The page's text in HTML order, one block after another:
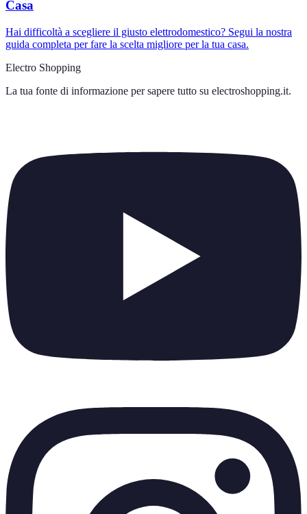
Casa
Hai difficoltà a scegliere il giusto elettrodomestico? Segui la nostra
guida completa per fare la scelta migliore per la tua casa.
Electro Shopping
La tua fonte di informazione per sapere tutto su electroshopping.it.